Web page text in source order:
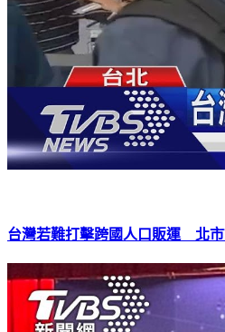
台灣若難打擊跨國人口販運 北